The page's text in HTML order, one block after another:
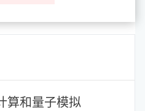
算和量子模拟